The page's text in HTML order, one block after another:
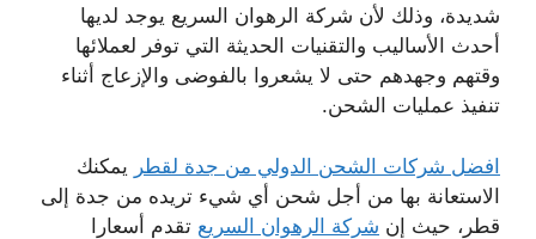
شديدة، وذلك لأن شركة الرهوان السريع يوجد لديها
أحدث الأساليب والتقنيات الحديثة التي توفر لعملائها
وقتهم وجهدهم حتى لا يشعروا بالفوضى والإزعاج أثناء
تنفيذ عمليات الشحن.
افضل شركات الشحن الدولي من جدة لقطر يمكنك
الاستعانة بها من أجل شحن أي شيء تريده من جدة إلى
قطر، حيث إن شركة الرهوان السريع تقدم أسعارا